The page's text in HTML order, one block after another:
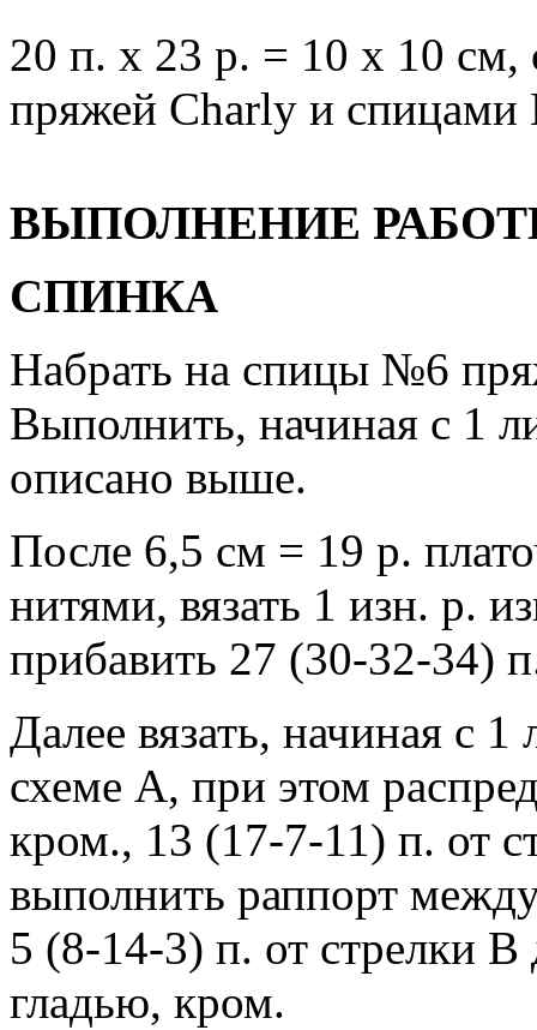
20 п. х 23 р. = 10 x 10 см,
пряжей Charly и
ВЫПОЛНЕНИЕ
СПИНКА
Набрать на спицы №6
Выполнить, начиная с 1
описано выше.
После 6,5 см = 19 р.
нитями, вязать 1 изн. р.
прибавить 27 (30-32-34)
Далее вязать, начиная с
схеме A, при этом
кром., 13 (17-7-11) п. от
выполнить раппорт
5 (8-14-3) п. от стрелки
гладью, кром.